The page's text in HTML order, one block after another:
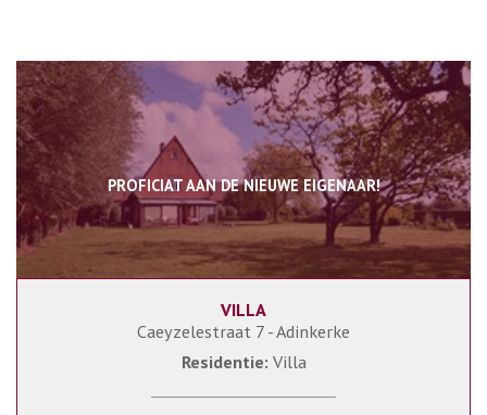
PROFICIAT AAN DE NIEUWE EIGENAAR!
167 m²VILLA
Caeyzelestraat 7 - Adinkerke
Residentie: Villa